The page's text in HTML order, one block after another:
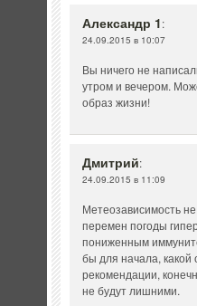
Александр 1:
24.09.2015 в 10:07
Вы ничего не
утром и вечером.
образ жизни!
Дмитрий:
24.09.2015 в 11:09
Метеозависимость
перемен погоды
пониженным
бы для начала,
рекомендации,
не будут лишними.